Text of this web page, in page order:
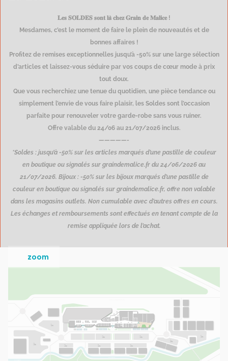
𝐋𝐞𝐬 𝐒𝐎𝐋𝐃𝐄𝐒 𝐬𝐨𝐧𝐭 𝐥𝐚̀ 𝐜𝐡𝐞𝐳 𝐆𝐫𝐚𝐢𝐧 𝐝𝐞 𝐌𝐚𝐥𝐢𝐜𝐞 !
Mesdames, c’est le moment de faire le plein de nouveautés et de
bonnes affaires !
Profitez de remises exceptionnelles jusqu’à -50% sur une large sélection
d’articles et laissez-vous séduire par vos coups de cœur mode à prix
tout doux.
Que vous recherchiez une tenue du quotidien, une pièce tendance ou
simplement l’envie de vous faire plaisir, les Soldes sont l’occasion
parfaite pour renouveler votre garde-robe sans vous ruiner.
Offre valable du 24/06 au 21/07/2026 inclus.
—————-
*Soldes : jusqu’à -50% sur les articles marqués d’une pastille de couleur
en boutique ou signalés sur graindemalice.fr du 24/06/2026 au
21/07/2026. Bijoux : -50% sur les bijoux marqués d’une pastille de
couleur en boutique ou signalés sur graindemalice.fr, offre non valable
dans les magasins outlets. Non cumulable avec d’autres offres en cours.
Les échanges et remboursements sont effectués en tenant compte de la
remise appliquée lors de l’achat.
zoom